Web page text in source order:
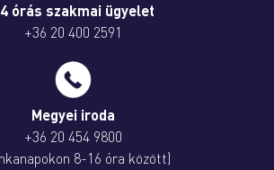
órás szakmai ügyelet
+36 20 400 2591
Megyei iroda
+36 20 454 9800
8-16 óra között)